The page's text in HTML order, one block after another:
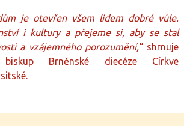
je otevřen všem lidem dobré vůle.
i kultury a přejeme si, aby se stal
a vzájemného porozumění,“ shrnuje
Brněnské diecéze Církve